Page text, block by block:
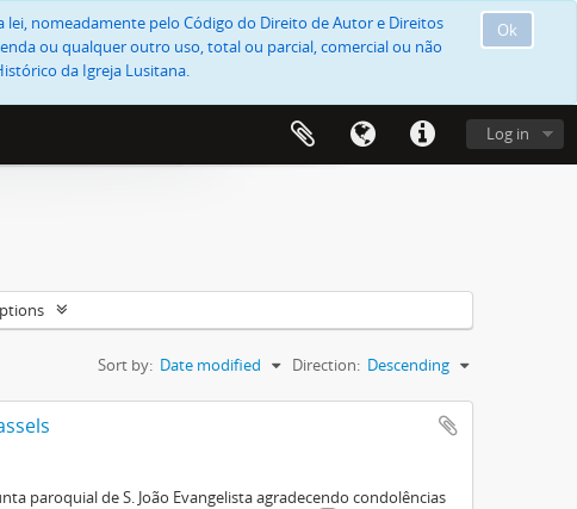
Ok
lei, nomeadamente pelo Código do Direito de Autor e Direitos
ou qualquer outro uso, total ou parcial, comercial ou não
da Igreja Lusitana.
Log in
Sort by: Date modified Direction: Descending
paroquial de S. João Evangelista agradecendo condolências